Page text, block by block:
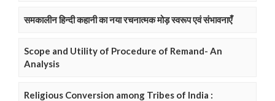
समकालीन हिन्दी कहानी का नया रचनात्मक मोड़ स्वरूप एवं संभावनाएँ
Scope and Utility of Procedure of Remand- An
Analysis
Religious Conversion among Tribes of India :